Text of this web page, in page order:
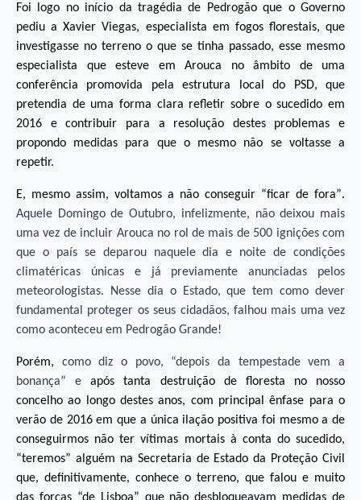
Foi logo no início da tragédia de Pedrogão que o Governo
pediu a Xavier Viegas, especialista em fogos florestais, que
investigasse no terreno o que se tinha passado, esse mesmo
especialista que esteve em Arouca no âmbito de uma
conferência promovida pela estrutura local do PSD, que
pretendia de uma forma clara refletir sobre o sucedido em
2016 e contribuir para a resolução destes problemas e
propondo medidas para que o mesmo não se voltasse a
repetir.
E, mesmo assim, voltamos a não conseguir “ficar de fora”.
Aquele Domingo de Outubro, infelizmente, não deixou mais
uma vez de incluir Arouca no rol de mais de 500 ignições com
que o paí­s se deparou naquele dia e noite de condições
climatéricas únicas e já previamente anunciadas pelos
meteorologistas. Nesse dia o Estado, que tem como dever
fundamental proteger os seus cidadãos, falhou mais uma vez
como aconteceu em Pedrogão Grande!
Porém, como diz o povo, “depois da tempestade vem a
bonança” e após tanta destruição de floresta no nosso
concelho ao longo destes anos, com principal ênfase para o
verão de 2016 em que a única ilação positiva foi mesmo a de
conseguirmos não ter vítimas mortais à conta do sucedido,
“teremos” alguém na Secretaria de Estado da Proteção Civil
que, definitivamente, conhece o terreno, que falou e muito
das forças “de Lisboa” que não desbloqueavam medidas de